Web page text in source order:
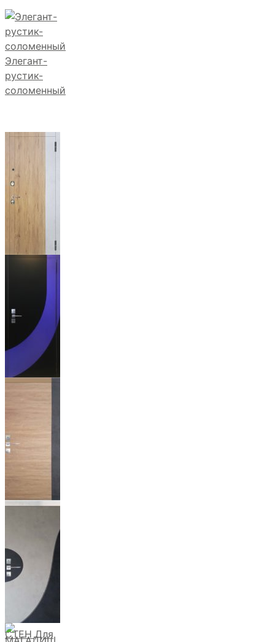
Элегант-
рустик-
соломенный
ЭКСПЕРТ
АРАБИС
Для серии
СТЕН Для